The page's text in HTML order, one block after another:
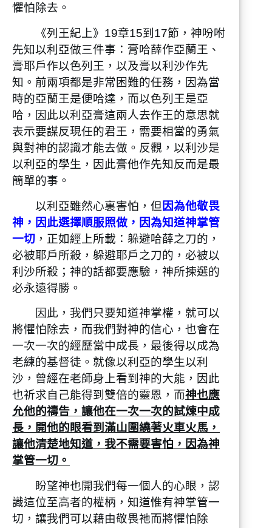
懼怕除去。
《列王紀上》19章15到17節，神吩咐
先知以利亞做三件事：膏哈薛作亞蘭王、
膏耶戶作以色列王，以及膏以利沙作先
知。前兩項都是非常困難的任務，因為當
時的亞蘭王是便哈達，而以色列王是亞
哈，因此以利亞膏這兩人去作王的意思就
表示要謀反現任的君王，需要相當的勇氣
與對神的認識才能去做。反觀，以利沙是
以利亞的學生，因此膏他作先知反而是最
簡單的事。
以利亞雖然心裏害怕，但 因為他敬畏
神，因此選擇順服照做，因為知道神掌管
一切 ，正如經上所載：躲避哈薛之刀的，
必被耶戶所殺，躲避耶戶之刀的，必被以
利沙所殺；神的話都要應驗，神所揀選的
必永遠得勝。
因此，我們只要知道神掌權，就可以
將懼怕除去，而我們對神的信心，也會在
一次一次的經歷當中成長，最後得以成為
老練的基督徒。就像以利亞的學生以利
沙，曾經在老師身上看到神的大能，因此
也祈求自己能得到雙倍的靈恩，而神也應
允他的禱告，讓他在一次一次的試煉中成
長，開他的眼看到滿山圍繞著火車火馬，
讓他清楚地知道，我不需要害怕，因為神
掌管一切。
盼望神也開我們每一個人的心眼，認
識這位至高者的權柄，知道惟有神掌管一
切，讓我們可以藉由敬畏祂而將懼怕除